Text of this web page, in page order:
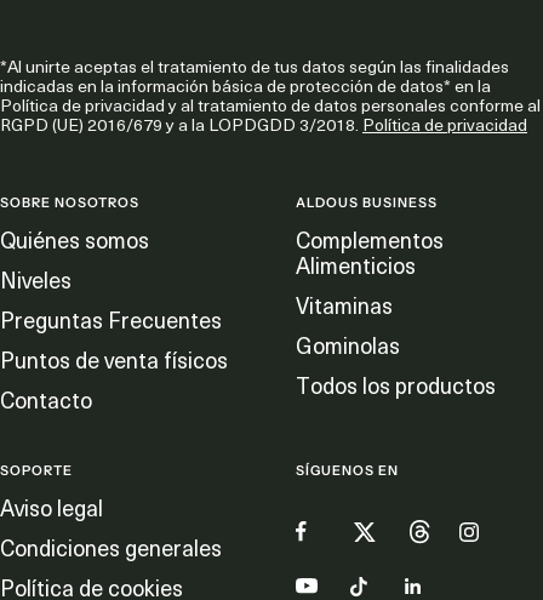
*Al unirte aceptas el tratamiento de tus datos según las finalidades
indicadas en la información básica de protección de datos* en la
Política de privacidad y al tratamiento de datos personales conforme al
RGPD (UE) 2016/679 y a la LOPDGDD 3/2018. Política de privacidad
SOBRE NOSOTROS
Quiénes somos
Niveles
Preguntas Frecuentes
Puntos de venta físicos
Contacto
ALDOUS BUSINESS
Complementos
Alimenticios
Vitaminas
Gominolas
Todos los productos
SOPORTE
Aviso legal
Condiciones generales
Política de cookies
SÍGUENOS EN